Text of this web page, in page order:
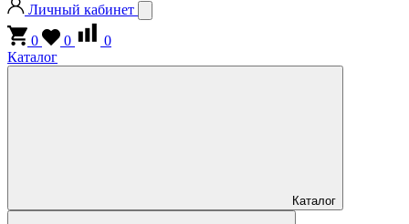
Личный кабинет
0
0
0
Каталог
Каталог